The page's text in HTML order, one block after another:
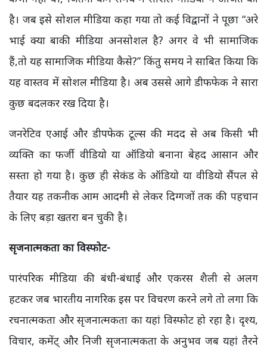
है। जब इसे सोशल मीडिया कहा गया तो कई विद्वानों ने पूछा “अरे
भाई क्या बाकी मीडिया अनसोशल है? अगर वे भी सामाजिक
हैं,तो यह सामाजिक मीडिया कैसे?” किंतु समय ने साबित किया कि
यह वास्तव में सोशल मीडिया है। अब उससे आगे डीफफेक ने सारा
कुछ बदलकर रख दिया है।
जनरेटिव एआई और डीपफेक टूल्स की मदद से अब किसी भी
व्यक्ति का फर्जी वीडियो या ऑडियो बनाना बेहद आसान और
सस्ता हो गया है। कुछ ही सेकंड के ऑडियो या वीडियो सैंपल से
तैयार यह तकनीक आम आदमी से लेकर दिग्गजों तक की पहचान
के लिए बड़ा खतरा बन चुकी है।
सृजनात्मकता का विस्फोट-
पारंपरिक मीडिया की बंधी-बंधाई और एकरस शैली से अलग
हटकर जब भारतीय नागरिक इस पर विचरण करने लगे तो लगा कि
रचनात्मकता और सृजनात्मकता का यहां विस्फोट हो रहा है। दृश्य,
विचार, कमेंट् और निजी सृजनात्मकता के अनुभव जब यहां तैरने